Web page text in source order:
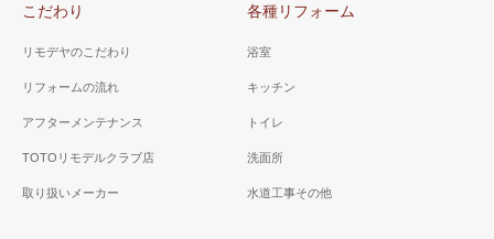
こだわり
リモデヤのこだわり
リフォームの流れ
アフターメンテナンス
TOTOリモデルクラブ店
取り扱いメーカー
各種リフォーム
浴室
キッチン
トイレ
洗面所
水道工事その他